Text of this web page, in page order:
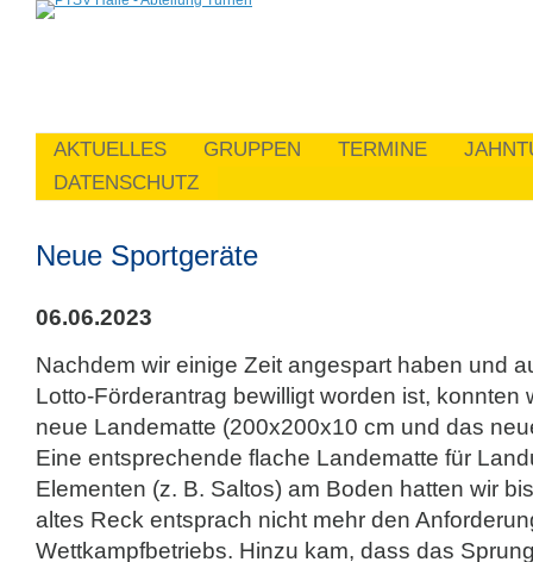
AKTUELLES GRUPPEN TERMINE
DATENSCHUTZ
Neue Sportgeräte
06.06.2023
Nachdem wir einige Zeit angespart haben und
Lotto-Förderantrag bewilligt worden ist, konnten
neue Landematte (200x200x10 cm und das
Eine entsprechende flache Landematte für
Elementen (z. B. Saltos) am Boden hatten wir
altes Reck entsprach nicht mehr den
Wettkampfbetriebs. Hinzu kam, dass das